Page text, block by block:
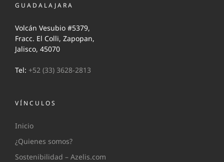
GUADALAJARA
Volcán Vesubio #5379,
Fracc. El Colli, Zapopan,
Jalisco, 45070
Tel: +52 (33) 3628-2813
VÍNCULOS
Inicio
¿Quienes somos?
Sostenibilidad – Azelis.com